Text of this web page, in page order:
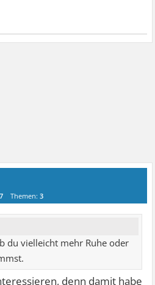
Themen:3
du vielleicht mehr Ruhe oder
denn damit habe